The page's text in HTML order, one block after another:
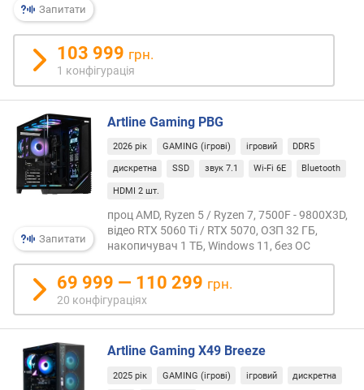
а
о
ю
о
д
а
в
а
н
з
а
к
і
л
к
і
с
Запитати
103 999 грн.
1 конфігурація
Запитати
Artline Gaming PBG
2026 рік GAMING (ігрові) ігровий DDR5
дискретна SSD звук 7.1 Wi-Fi 6E Bluetooth
HDMI 2 шт.
проц AMD, Ryzen 5 / Ryzen 7, 7500F - 9800X3D,
відео RTX 5060 Ti / RTX 5070, ОЗП 32 ГБ,
накопичувач 1 ТБ, Windows 11, без ОС
69 999 — 110 299 грн.
20 конфігураціях
Artline Gaming X49 Breeze
2025 рік GAMING (ігрові) ігровий дискретна